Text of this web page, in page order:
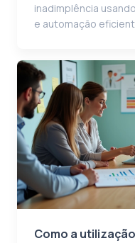
inadimplência
e automação
Como a